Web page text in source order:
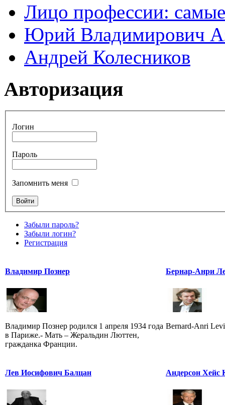
Лицо профессии:
Юрий Владимирович
Андрей Колесников
Авторизация
Логин
Пароль
Запомнить меня
Забыли пароль?
Забыли логин?
Регистрация
Владимир Познер
Владимир Познер родился 1 апреля 1934 года
в Париже.- Мать – Жеральдин Люттен,
гражданка Франции.
Бернар-Анри
Bernard-Anri Levi
Лев Иосифович Балцан Андерсон Хейс